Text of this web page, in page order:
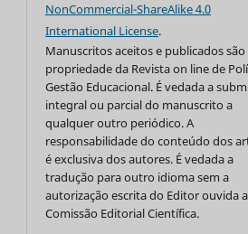
NonCommercial-ShareAlike 4.0
International License.
Manuscritos aceitos e publicados são
propriedade da Revista on line de
Gestão Educacional. É vedada a
integral ou parcial do manuscrito a
qualquer outro periódico. A
responsabilidade do conteúdo dos
é exclusiva dos autores. É vedada a
tradução para outro idioma sem a
autorização escrita do Editor ouvida a
Comissão Editorial Científica.